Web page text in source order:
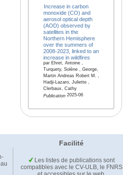
Increase in carbon
monoxide (CO) and
aerosol optical depth
(AOD) observed by
satellites in the
Northern Hemisphere
over the summers of
2008-2023, linked to an
increase in wildfires
par Ehret, Antoine ,
Turquety, Solène , George,
Martin Andreas Robert M. ,
Hadji-Lazaro, Juliette ,
Clerbaux, Cathy
Publication2025-06
Facilité
Les listes de publications sont
compatibles avec le CV-ULB, le FNRS